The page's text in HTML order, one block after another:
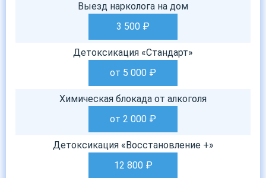
Выезд нарколога на дом
3 500 ₽
Детоксикация «Стандарт»
от 5 000 ₽
Химическая блокада от алкоголя
от 2 000 ₽
Детоксикация «Восстановление +»
12 800₽